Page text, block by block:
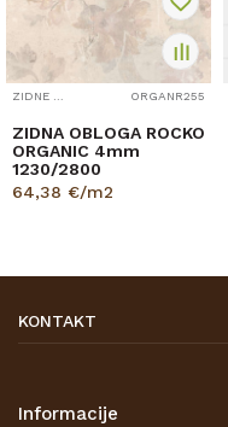
ORGANR255
ZIDNA OBLOGA ROCKO
ORGANIC 4mm
1230/2800
64,38 €/m2
KONTAKT
47000 Karlovac
Informacije